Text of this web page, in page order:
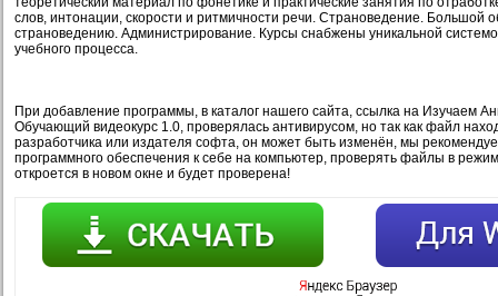
слов, интонации, скорости и ритмичности речи. Страноведение. Большой
страноведению. Администрирование. Курсы снабжены уникальной
учебного процесса.
При добавление программы, в каталог нашего сайта, ссылка на Изучаем
Обучающий видеокурс 1.0, проверялась антивирусом, но так как файл
разработчика или издателя софта, он может быть изменён, мы
программного обеспечения к себе на компьютер, проверять файлы в
откроется в новом окне и будет проверена!